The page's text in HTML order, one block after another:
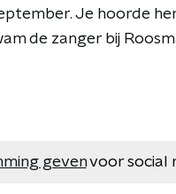
Je hoorde
de zanger bij
gevenvoor social